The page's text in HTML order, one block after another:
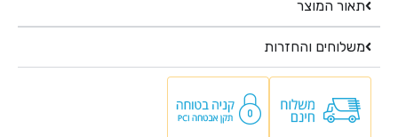
תאור המוצר
משלוחים והחזרות